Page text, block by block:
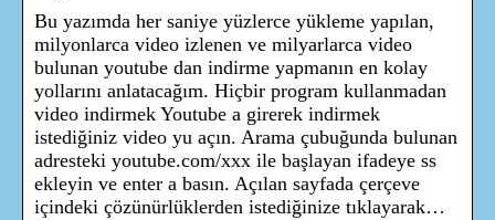
Bu yazımda her saniye yüzlerce yükleme yapılan,
milyonlarca video izlenen ve milyarlarca video
bulunan youtube dan indirme yapmanın en kolay
yollarını anlatacağım. Hiçbir program kullanmadan
video indirmek Youtube a girerek indirmek
istediğiniz video yu açın. Arama çubuğunda bulunan
adresteki youtube.com/xxx ile başlayan ifadeye ss
ekleyin ve enter a basın. Açılan sayfada çerçeve
içindeki çözünürlüklerden istediğinize tıklayarak…